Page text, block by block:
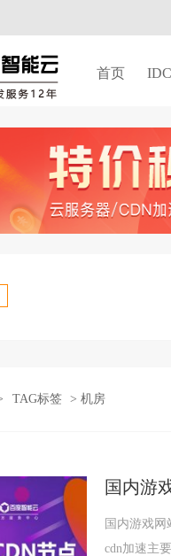
首页
TAG标签 > 机房
国内游
国内游戏网
cdn加速主